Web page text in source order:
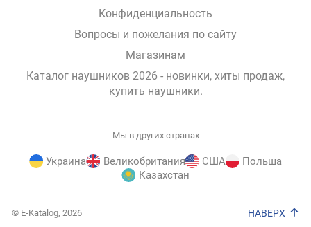
Конфиденциальность
Вопросы и пожелания по сайту
Магазинам
Каталог наушников 2026 - новинки, хиты продаж,
купить наушники.
Мы в других странах
Украина Великобритания США
Польша
Казахстан
© E-Katalog, 2026 НАВЕРХ